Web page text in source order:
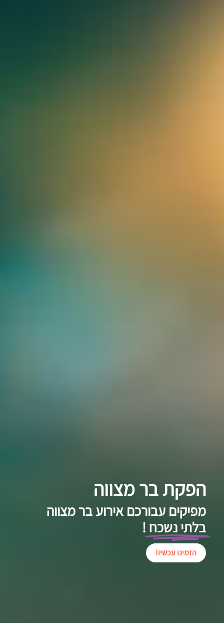
הפקת בר מצווה
מפיקים עבורכם אירוע בר מצווה
בלתי נשכח !
הזמינו עכשיו!